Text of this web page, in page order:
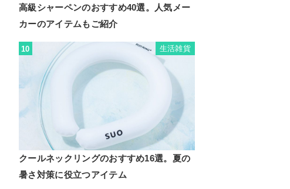
高級シャーペンのおすすめ40選。人気メー
カーのアイテムもご紹介
10 生活雑貨
クールネックリングのおすすめ16選。夏の
暑さ対策に役立つアイテム